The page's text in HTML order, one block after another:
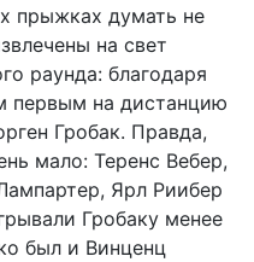
прыжках думать не
на свет
раунда: благодаря
первым на дистанцию
Гробак. Правда,
мало: Теренс Вебер,
Ярл Риибер
Гробаку менее
был и Винценц